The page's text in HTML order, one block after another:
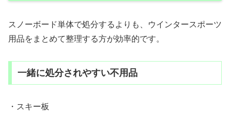
スノーボード単体で処分するよりも、ウインタースポーツ
用品をまとめて整理する方が効率的です。
一緒に処分されやすい不用品
・スキー板